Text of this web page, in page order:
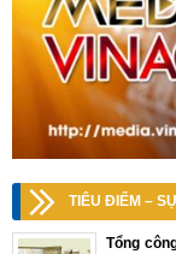
TIÊU ĐIỂM –
Tổng